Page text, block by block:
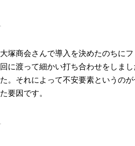
大塚商会さんで導入を決めたのちに
回に渡って細かい打ち合わせをしま
た。それによって不安要素というの
た要因です。